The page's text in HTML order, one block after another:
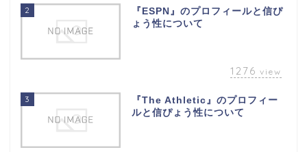
2
『ESPN』のプロフィールと信ぴ
ょう性について
1276 view
3
『The Athletic』のプロフィー
ルと信ぴょう性について